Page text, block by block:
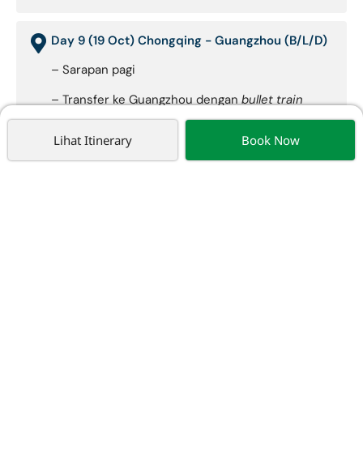
Day 9 (19 Oct) Chongqing - Guangzhou (B/L/D)
– Sarapan pagi
– Transfer ke Guangzhou denganbullet train
– Bermalam di Guangzhou
Lihat Itinerary Book Now